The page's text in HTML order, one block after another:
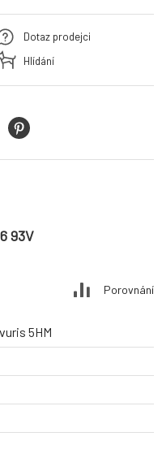
Dotaz prodejci
Hlídání
93V
Porovnání
5HM